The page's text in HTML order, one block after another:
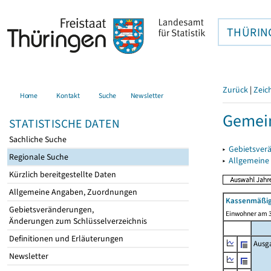
Home Kontakt Suche Newsletter
STATISTISCHE DATEN
Sachliche Suche
Regionale Suche
Kürzlich bereitgestellte Daten
Allgemeine Angaben, Zuordnungen
Gebietsveränderungen,
Änderungen zum Schlüsselverzeichnis
Definitionen und Erläuterungen
Newsletter
Zurück |
▸
▸
Einwohner am